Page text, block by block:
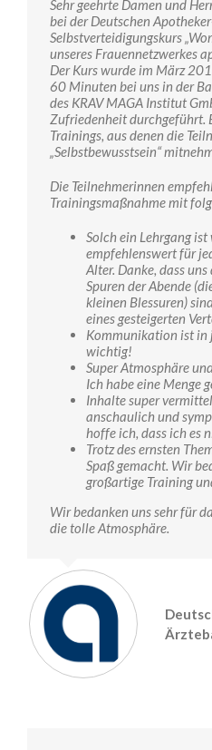
Sehr geehrte Damen und
bei der Deutschen
Selbstverteidigungskurs
unseres Frauennetzwerkes
Der Kurs wurde im März
60 Minuten bei uns in der
des KRAV MAGA Institut
Zufriedenheit durchgeführt.
Trainings, aus denen die
„Selbstbewusstsein“
Die Teilnehmerinnen
Trainingsmaßnahme mit
Solch ein Lehrgang
empfehlenswert für
Alter. Danke, dass
Spuren der Abende
kleinen Blessuren)
eines gesteigerten
Kommunikation ist in
wichtig!
Super Atmosphäre
Ich habe eine Menge
Inhalte super
anschaulich und
hoffe ich, dass ich es
Trotz des ernsten
Spaß gemacht. Wir
großartige Training
Wir bedanken uns sehr für
die tolle Atmosphäre.